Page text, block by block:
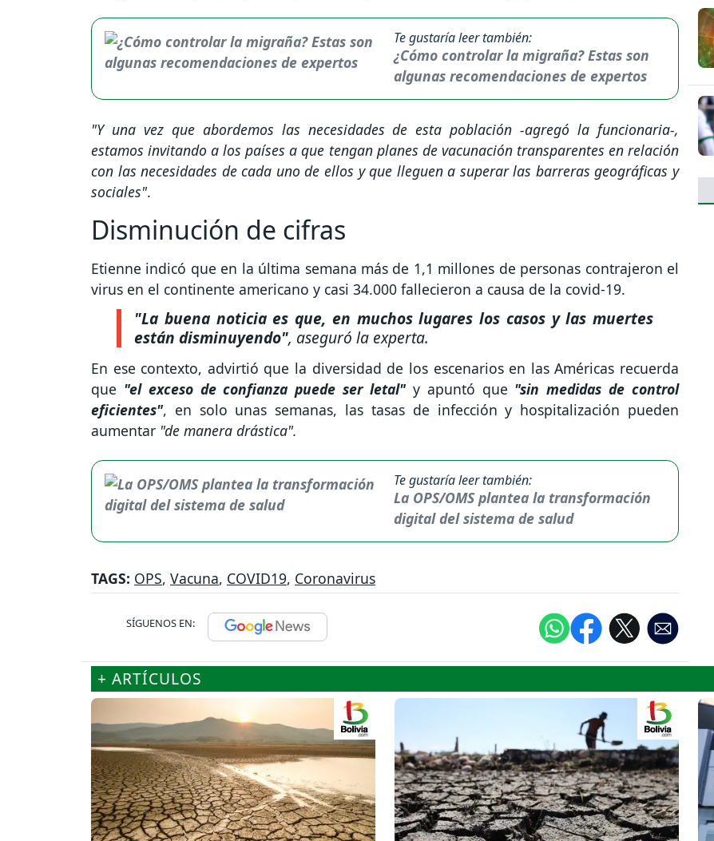
Te gustaría leer también:
¿Cómo controlar la migraña? Estas son
algunas recomendaciones de expertos
"Y una vez que abordemos las necesidades de esta población -agregó la funcionaria-,
estamos invitando a los países a que tengan planes de vacunación transparentes en relación
con las necesidades de cada uno de ellos y que lleguen a superar las barreras geográficas y
sociales".
Disminución de cifras
Etienne indicó que en la última semana más de 1,1 millones de personas contrajeron el
virus en el continente americano y casi 34.000 fallecieron a causa de la covid-19.
"La buena noticia es que, en muchos lugares los casos y las muertes
están disminuyendo", aseguró la experta.
En ese contexto, advirtió que la diversidad de los escenarios en las Américas recuerda
que "el exceso de confianza puede ser letal" y apuntó que "sin medidas de control
eficientes", en solo unas semanas, las tasas de infección y hospitalización pueden
aumentar "de manera drástica".
Te gustaría leer también:
La OPS/OMS plantea la transformación
digital del sistema de salud
TAGS: OPS, Vacuna, COVID19, Coronavirus
SÍGUENOS EN:
+ ARTÍCULOS